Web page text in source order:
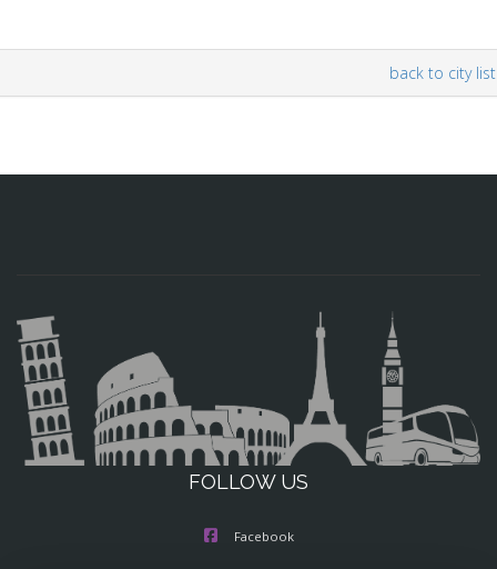
back to city list
FOLLOW US
Facebook